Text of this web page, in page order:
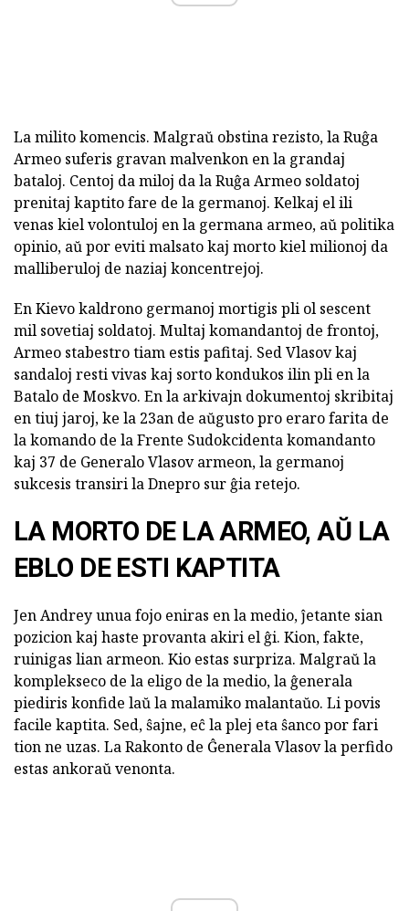
La milito komencis. Malgraŭ obstina rezisto, la Ruĝa
Armeo suferis gravan malvenkon en la grandaj
bataloj. Centoj da miloj da la Ruĝa Armeo soldatoj
prenitaj kaptito fare de la germanoj. Kelkaj el ili
venas kiel volontuloj en la germana armeo, aŭ politika
opinio, aŭ por eviti malsato kaj morto kiel milionoj da
malliberuloj de naziaj koncentrejoj.
En Kievo kaldrono germanoj mortigis pli ol sescent
mil sovetiaj soldatoj. Multaj komandantoj de frontoj,
Armeo stabestro tiam estis pafitaj. Sed Vlasov kaj
sandaloj resti vivas kaj sorto kondukos ilin pli en la
Batalo de Moskvo. En la arkivajn dokumentoj skribitaj
en tiuj jaroj, ke la 23an de aŭgusto pro eraro farita de
la komando de la Frente Sudokcidenta komandanto
kaj 37 de Generalo Vlasov armeon, la germanoj
sukcesis transiri la Dnepro sur ĝia retejo.
LA MORTO DE LA ARMEO, AŬ LA
EBLO DE ESTI KAPTITA
Jen Andrey unua fojo eniras en la medio, ĵetante sian
pozicion kaj haste provanta akiri el ĝi. Kion, fakte,
ruinigas lian armeon. Kio estas surpriza. Malgraŭ la
komplekseco de la eligo de la medio, la ĝenerala
piediris konfide laŭ la malamiko malantaŭo. Li povis
facile kaptita. Sed, ŝajne, eĉ la plej eta ŝanco por fari
tion ne uzas. La Rakonto de Ĝenerala Vlasov la perfido
estas ankoraŭ venonta.